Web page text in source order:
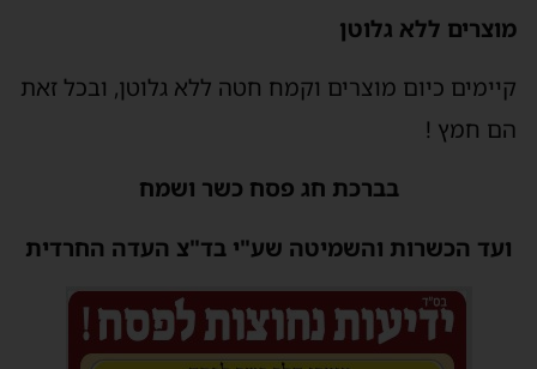
מוצרים ללא גלוטן
קיימים כיום מוצרים וקמח חטה ללא גלוטן, ובכל זאת
הם חמץ !
בברכת חג פסח כשר ושמח
ועד הכשרות והשמיטה שע"י בד"צ העדה החרדית